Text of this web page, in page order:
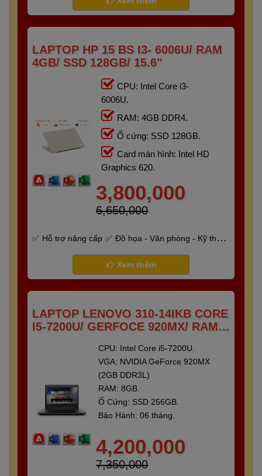
LAPTOP HP 15 BS I3- 6006U/ RAM
4GB/ SSD 128GB/ 15.6"
CPU: Intel Core i3-
6006U.
RAM: 4GB DDR4.
Ổ cứng: SSD 128GB.
Card màn hình: Intel HD
Graphics 620.
3,800,000
6,650,000
Hỗ trợ nâng cấp
Đồ họa - Văn phòng - Kỹ thuật
Bảo hành 6 tháng
Xem thêm
LAPTOP LENOVO 310-14IKB CORE
I5-7200U/ GERFOCE 920MX/ RAM 8
CPU: Intel Core i5-7200U.
VGA: NVIDIA GeForce 920MX
(2GB DDR3L)
RAM: 8GB.
Ổ Cứng: SSD 256GB.
Bảo Hành: 06 tháng.
4,200,000
7,350,000